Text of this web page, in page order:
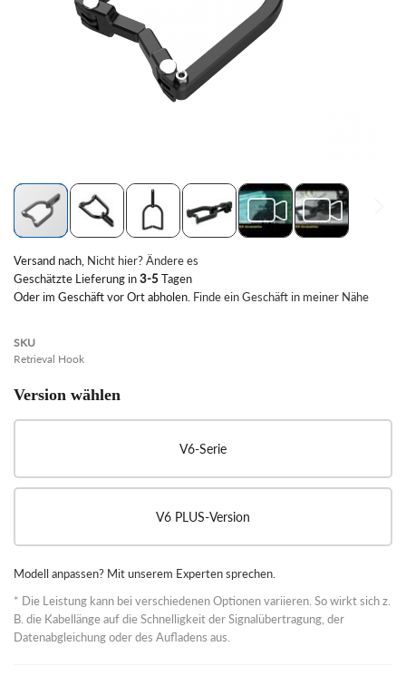
Versand nach, Nicht hier? Ändere es
Geschätzte Lieferung in3-5Tagen
Oder im Geschäft vor Ort abholen. Finde ein Geschäft in meiner Nähe
SKU
Retrieval Hook
Version wählen
V6-Serie
V6 PLUS-Version
Modell anpassen? Mit unserem Experten sprechen.
* Die Leistung kann bei verschiedenen Optionen variieren. So wirkt sich z.
B. die Kabellänge auf die Schnelligkeit der Signalübertragung, der
Datenabgleichung oder des Aufladens aus.
Anfang
der
Bildgalerie